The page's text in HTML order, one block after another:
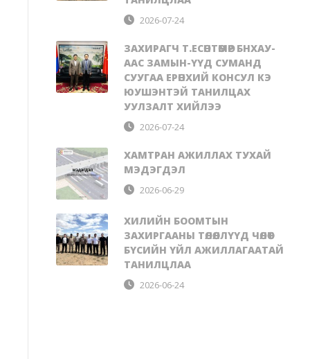
2026-07-24
ЗАХИРАГЧ Т.ЕСӨНТӨМӨР БНХАУ-
ААС ЗАМЫН-ҮҮД СУМАНД
СУУГАА ЕРӨНХИЙ КОНСУЛ КЭ
ЮУШЭНТЭЙ ТАНИЛЦАХ
УУЛЗАЛТ ХИЙЛЭЭ
2026-07-24
ХАМТРАН АЖИЛЛАХ ТУХАЙ
МЭДЭГДЭЛ
2026-06-29
ХИЛИЙН БООМТЫН
ЗАХИРГААНЫ ТӨЛӨӨЛЛҮҮД ЧӨЛӨӨТ
БҮСИЙН ҮЙЛ АЖИЛЛАГААТАЙ
ТАНИЛЦЛАА
2026-06-24